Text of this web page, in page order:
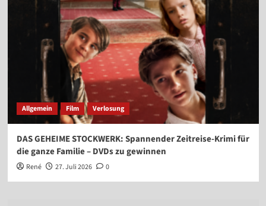
Allgemein Film Verlosung
DAS GEHEIME STOCKWERK: Spannender Zeitreise-Krimi für
die ganze Familie – DVDs zu gewinnen
René 27. Juli 2026 0